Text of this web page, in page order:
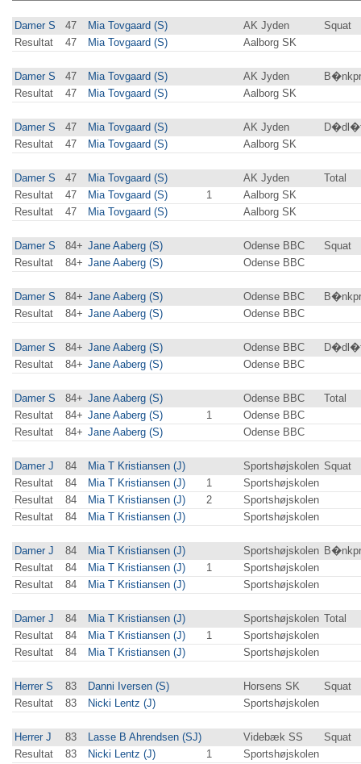
Damer S 47 Mia Tovgaard (S) AK Jyden
Squat
Resultat
47 Mia Tovgaard (S) Aalborg SK
Damer S 47 Mia Tovgaard (S) AK Jyden
Resultat
47 Mia Tovgaard (S) Aalborg SK
Damer S 47 Mia Tovgaard (S) AK Jyden
Resultat
47 Mia Tovgaard (S) Aalborg SK
Damer S 47 Mia Tovgaard (S) AK Jyden
Total
Resultat
47 Mia Tovgaard (S) 1
Aalborg SK
Resultat
47 Mia Tovgaard (S) Aalborg SK
Damer S 84+ Jane Aaberg (S) Odense BBC
Squat
Resultat
84+ Jane Aaberg (S) Odense BBC
Damer S 84+ Jane Aaberg (S) Odense BBC
Resultat
84+ Jane Aaberg (S) Odense BBC
Damer S 84+ Jane Aaberg (S) Odense BBC
Resultat
84+ Jane Aaberg (S) Odense BBC
Damer S 84+ Jane Aaberg (S) Odense BBC
Total
Resultat
84+ Jane Aaberg (S) 1
Odense BBC
Resultat
84+ Jane Aaberg (S) Odense BBC
Damer J 84 Mia T Kristiansen (J) Sportshøjskolen Squat
Resultat
84 Mia T Kristiansen (J) 1
Sportshøjskolen
Resultat
84 Mia T Kristiansen (J) 2
Sportshøjskolen
Resultat
84 Mia T Kristiansen (J) Sportshøjskolen
Damer J 84 Mia T Kristiansen (J) Sportshøjskolen
Resultat
84 Mia T Kristiansen (J) 1
Sportshøjskolen
Resultat
84 Mia T Kristiansen (J) Sportshøjskolen
Damer J 84 Mia T Kristiansen (J) Sportshøjskolen Total
Resultat
84 Mia T Kristiansen (J) 1
Sportshøjskolen
Resultat
84 Mia T Kristiansen (J) Sportshøjskolen
Herrer S 83 Danni Iversen (S) Horsens SK
Squat
Resultat
83 Nicki Lentz (J) Sportshøjskolen
Herrer J 83 Lasse B Ahrendsen (SJ) Videbæk SS
Squat
Resultat
83 Nicki Lentz (J) 1
Sportshøjskolen